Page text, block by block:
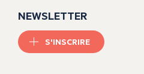
NEWSLETTER
S'INSCRIRE